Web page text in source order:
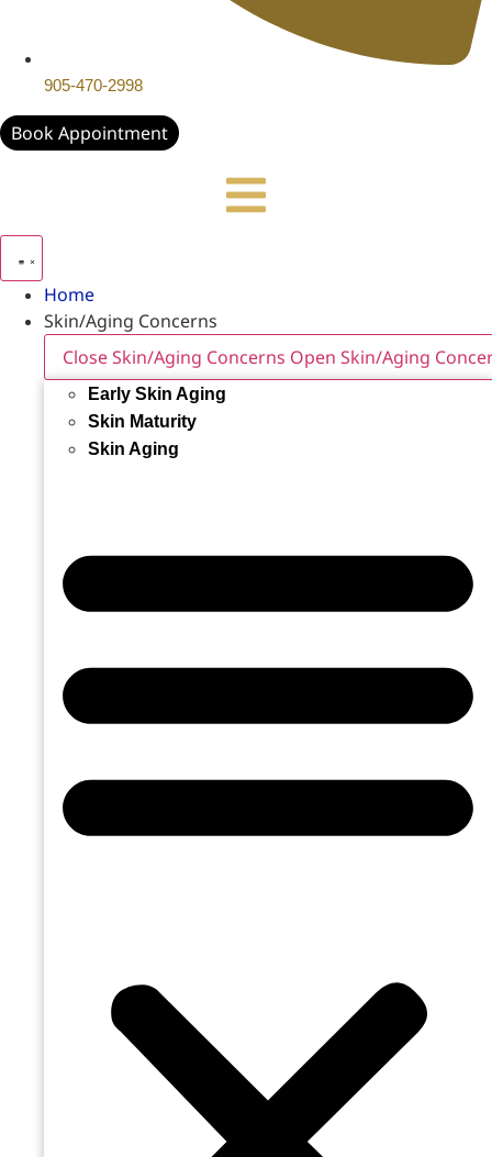
905-470-2998
Book Appointment
Home
Skin/Aging Concerns
Close Skin/Aging Concerns Open Skin/Aging
Early Skin Aging
Skin Maturity
Skin Aging